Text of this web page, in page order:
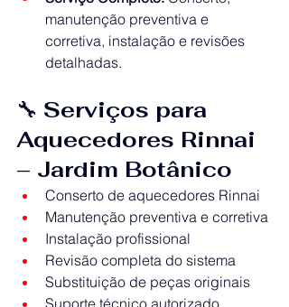
manutenção preventiva e
corretiva, instalação e revisões
detalhadas.
🔧 Serviços para
Aquecedores Rinnai
– Jardim Botânico
Conserto de aquecedores Rinnai
Manutenção preventiva e corretiva
Instalação profissional
Revisão completa do sistema
Substituição de peças originais
Suporte técnico autorizado